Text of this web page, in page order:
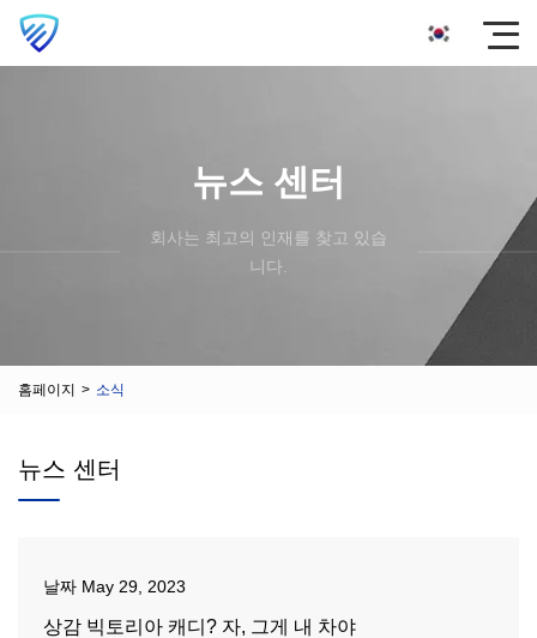
뉴스 센터
회사는 최고의 인재를 찾고 있습
니다.
홈페이지 > 소식
뉴스 센터
날짜 May 29, 2023
상감 빅토리아 캐디? 자, 그게 내 차야